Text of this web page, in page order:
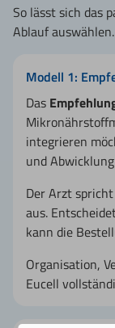
So lässt sich das
Ablauf auswählen.
Modell 1:
Das
integrieren
und
Der Arzt
aus.
kann die
Organisation,
Eucell